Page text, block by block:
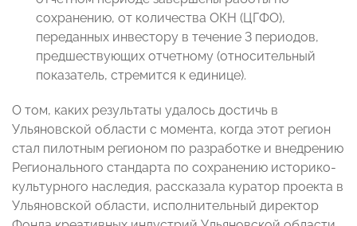
сохранению, от количества ОКН (ЦГФО),
переданных инвестору в течение 3 периодов,
предшествующих отчетному (относительный
показатель, стремится к единице).
О том, каких результаты удалось достичь в
Ульяновской области с момента, когда этот регион
стал пилотным регионом по разработке и внедрению
Регионального стандарта по сохранению историко-
культурного наследия, рассказала куратор проекта в
Ульяновской области, исполнительный директор